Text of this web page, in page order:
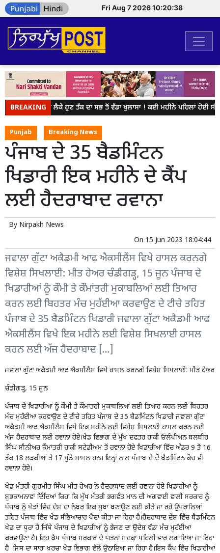
Fri Aug 7 2026 10:20:38
BREAKING
NEET ਨੂੰ ਲੈਕੇ ਹੁਣ ਤੱਕ ਦਾ ਸਭ ਤੋਂ ਵੱਡਾ ਖੁਲਾਸਾ ! ਕਈ ਮਹੀਨੇ ਪਹਿਲਾਂ ਹੋਈ ਸੀ
Punjab Breaking News
ਪੰਜਾਬ ਦੇ 35 ਬੈਡਮਿੰਟਨ
ਖਿਡਾਰੀ ਇਕ ਮਹੀਨੇ ਦੇ ਕੈਂਪ
ਲਈ ਹੈਦਰਾਬਾਦ ਰਵਾਨਾ
By Nirpakh News
On 15 Jun 2023 18:04:44
ਜਵਾਲਾ ਗੁੱਟਾ ਅਕੈਡਮੀ ਆਫ ਐਕਸੀਲੈਂਸ ਵਿਖੇ ਹਾਸਲ ਕਰਨਗੇ
ਵਿਸ਼ੇਸ਼ ਸਿਖਲਾਈ: ਮੀਤ ਹੇਅਰ ਚੰਡੀਗੜ੍ਹ, 15 ਜੂਨ ਪੰਜਾਬ ਦੇ
ਖਿਡਾਰੀਆਂ ਨੂੰ ਕੌਮੀ ਤੇ ਕੌਮਾਂਤਰੀ ਮੁਕਾਬਲਿਆਂ ਲਈ ਤਿਆਰ
ਕਰਨ ਲਈ ਬਿਹਤਰ ਮੰਚ ਮੁਹੱਈਆ ਕਰਵਾਉਣ ਦੇ ਟੀਚੇ ਤਹਿਤ
ਪੰਜਾਬ ਦੇ 35 ਬੈਡਮਿੰਟਨ ਖਿਡਾਰੀ ਜਵਾਲਾ ਗੁੱਟਾ ਅਕੈਡਮੀ ਆਫ
ਐਕਸੀਲੈਂਸ ਵਿਖੇ ਇਕ ਮਹੀਨੇ ਲਈ ਵਿਸ਼ੇਸ਼ ਸਿਖਲਾਈ ਹਾਸਲ
ਕਰਨ ਲਈ ਅੱਜ ਹੈਦਰਾਬਾਦ […]
ਜਵਾਲਾ ਗੁੱਟਾ ਅਕੈਡਮੀ ਆਫ ਐਕਸੀਲੈਂਸ ਵਿਖੇ ਹਾਸਲ ਕਰਨਗੇ ਵਿਸ਼ੇਸ਼ ਸਿਖਲਾਈ: ਮੀਤ ਹੇਅਰ
ਚੰਡੀਗੜ੍ਹ, 15 ਜੂਨ
ਪੰਜਾਬ ਦੇ ਖਿਡਾਰੀਆਂ ਨੂੰ ਕੌਮੀ ਤੇ ਕੌਮਾਂਤਰੀ ਮੁਕਾਬਲਿਆਂ ਲਈ ਤਿਆਰ ਕਰਨ ਲਈ ਬਿਹਤਰ
ਮੰਚ ਮੁਹੱਈਆ ਕਰਵਾਉਣ ਦੇ ਟੀਚੇ ਤਹਿਤ ਪੰਜਾਬ ਦੇ 35 ਬੈਡਮਿੰਟਨ ਖਿਡਾਰੀ ਜਵਾਲਾ ਗੁੱਟਾ
ਅਕੈਡਮੀ ਆਫ ਐਕਸੀਲੈਂਸ ਵਿਖੇ ਇਕ ਮਹੀਨੇ ਲਈ ਵਿਸ਼ੇਸ਼ ਸਿਖਲਾਈ ਹਾਸਲ ਕਰਨ ਲਈ
ਅੱਜ ਹੈਦਰਾਬਾਦ ਲਈ ਰਵਾਨਾ ਹੋਏ।ਖੇਡ ਵਿਭਾਗ ਦੇ ਮੁੱਖ ਦਫਤਰ ਹਾਕੀ ਓਲੰਪੀਅਨ ਬਲਬੀਰ
ਸਿੰਘ ਸੀਨੀਅਰ ਕੌਮਾਂਤਰੀ ਹਾਕੀ ਸਟੇਡੀਅਮ ਤੋਂ ਰਵਾਨਾ ਹੋਏ ਖਿਡਾਰੀਆਂ ਵਿੱਚ ਅੰਡਰ 9 ਤੋਂ 16
ਤੱਕ 18 ਲੜਕੀਆਂ ਤੇ 17 ਮੁੰਡੇ ਸ਼ਾਮਲ ਹਨ। ਇਨ੍ਹਾਂ ਨਾਲ ਪੰਜਾਬ ਦੇ ਦੋ ਬੈਡਮਿੰਟਨ ਕੋਚ ਵੀ
ਰਵਾਨਾ ਹੋਏ।
ਖੇਡ ਮੰਤਰੀ ਗੁਰਮੀਤ ਸਿੰਘ ਮੀਤ ਹੇਅਰ ਨੇ ਹੈਦਰਾਬਾਦ ਲਈ ਰਵਾਨਾ ਹੋਏ ਖਿਡਾਰੀਆਂ ਨੂੰ
ਸ਼ੁਭਕਾਮਨਾਵਾਂ ਦਿੰਦਿਆਂ ਕਿਹਾ ਕਿ ਮੁੱਖ ਮੰਤਰੀ ਭਗਵੰਤ ਮਾਨ ਦੀ ਅਗਵਾਈ ਵਾਲੀ ਸਰਕਾਰ ਨੂੰ
ਪੰਜਾਬ ਨੂੰ ਖੇਡਾਂ ਵਿੱਚ ਦੇਸ਼ ਦਾ ਨੰਬਰ ਇਕ ਸੂਬਾ ਬਣਾਉਣ ਲਈ ਕੀਤੇ ਜਾ ਰਹੇ ਉਪਰਾਲਿਆਂ
ਤਹਿਤ ਪੰਜਾਬ ਵਿੱਚ ਖੇਡ ਸੱਭਿਆਚਾਰ ਪੈਦਾ ਕੀਤਾ ਜਾ ਰਿਹਾ ਹੈ।ਹੈਦਰਾਬਾਦ ਦੇਸ਼ ਵਿੱਚ ਬੈਡਮਿੰਟਨ
ਖੇਡ ਦਾ ਧੁਰਾ ਹੈ ਜਿੱਥੇ ਪੰਜਾਬ ਦੇ ਖਿਡਾਰੀਆਂ ਨੂੰ ਭੇਜਣ ਦਾ ਉਦੇਸ਼ ਵੱਡਾ ਮੰਚ ਮੁਹੱਈਆ
ਕਰਵਾਉਣਾ ਹੈ। ਇਹ ਕੈਂਪ ਪੰਜਾਬ ਸਰਕਾਰ ਦੇ ਯਤਨਾਂ ਸਦਕਾ ਪਹਿਲੀ ਵਾਰ ਲਗਾਇਆ ਜਾ ਰਿਹਾ
ਹੈ ਜਿਸ ਦਾ ਸਾਰਾ ਖ਼ਰਚਾ ਖੇਡ ਵਿਭਾਗ ਵੱਲੋਂ ਉਠਾਇਆ ਜਾ ਰਿਹਾ ਹੈ।ਇਸ ਕੈਂਪ ਵਿੱਚ ਖਿਡਾਰੀਆਂ